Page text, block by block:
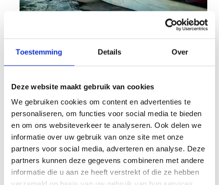
Toestemming Details Over
Deze website maakt gebruik van cookies
We gebruiken cookies om content en advertenties te
personaliseren, om functies voor social media te bieden
en om ons websiteverkeer te analyseren. Ook delen we
informatie over uw gebruik van onze site met onze
partners voor social media, adverteren en analyse. Deze
partners kunnen deze gegevens combineren met andere
informatie die u aan ze heeft verstrekt of die ze hebben
Verken de prachtige waterwegen van Vlaanderen
in het midden van al het mooie groen.
hun trekken.
Stap in je kajak en ervaar een prachige afvaart
van de Nete naar de watermolen van
Grobbendonk. Zin in een avontuurlijke dag?
Neem de mountainbike terug naar ons
sportcentrum!
Die terugweg is een toegankelijk